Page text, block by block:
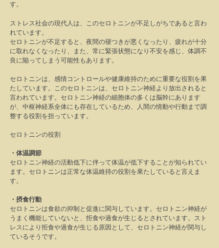
す。
ストレス社会の現代人は、このセロトニンが不足しがちであると言わ
れています。
セロトニンが不足すると、夜間の寝つきが悪くなったり、疲れが十分
に取れなくなったり、また、常に緊張状態になり不安を感じ、体調不
良に陥ってしまう可能性もあります。
セロトニンは、感情コントロールや健康維持のために重要な役割を果
たしています。このセロトニンは、セロトニン神経より放出されると
言われています。セロトニン神経の細胞体の多くは脳幹にあります
が、中枢神経系全体にも存在しているため、人間の情動や行動まで調
整する役割を担っています。
セロトニンの役割
・体温調節
セロトニン神経の活動低下に伴って体温が低下することが知られてい
ます。セロトニンは正常な体温維持の役割を果たしていると言えま
す。
・摂食行動
セロトニンは食欲の抑制と促進に関与しています。セロトニン神経が
うまく機能していないと、拒食や過食が生じるとされています。スト
レスにより拒食や過食が生じる原因として、セロトニン神経が関与し
ているそうです。